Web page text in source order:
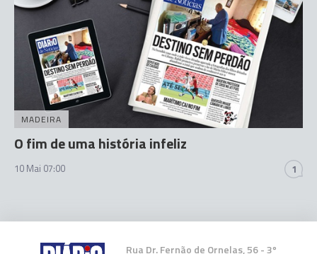
MADEIRA
O fim de uma história infeliz
10 Mai 07:00 1
Rua Dr. Fernão de Ornelas, 56 - 3º